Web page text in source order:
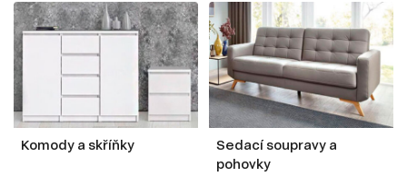
Komody a skříňky
Sedací soupravy a
pohovky